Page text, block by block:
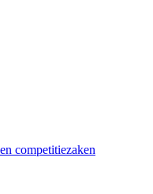
competitiezaken